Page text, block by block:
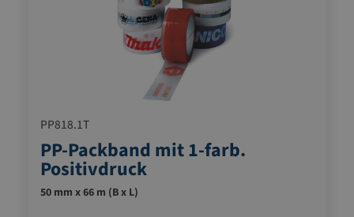
PP818.1T
PP-Packband mit 1-farb.
Positivdruck
50 mm x 66 m (B x L)